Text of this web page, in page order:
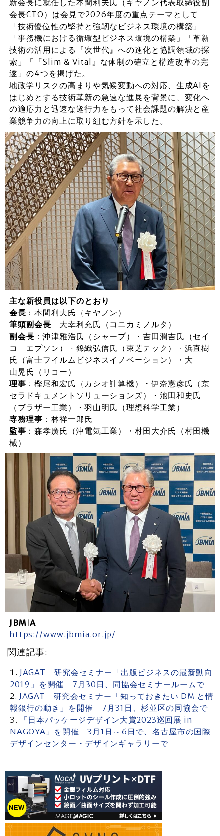
新会長に就任した本間利夫氏（キヤノン代表取締役副
会長CTO）は会見で2026年度の重点テーマとして
「技術優位性の堅持と強靭なビジネス環境の構築」
「事務機における循環型ビジネス環境の構築」「革新
技術の活用による『次世代』への進化と協調領域の探
索」「『Slim & Vital』な体制の確立と構造改革の完
遂」の4つを掲げた。
地政学リスクの高まりや気候変動への対応、生成AIを
はじめとする技術革新の急速な進展を背景に、変化へ
の適応力と迅速な遂行力をもって社会課題の解決と産
業競争力の向上に取り組む方針を示した。
主な新役員は以下のとおり
会長 ：本間利夫氏（キヤノン）
筆頭副会長 ：大幸利充氏（コニカミノルタ）
副会長 ：沖津雅浩氏（シャープ）・吉田潤吉氏（セイ
コーエプソン）・錦織弘信氏（東芝テック）・浜直樹
氏（富士フイルムビジネスイノベーション）・大
山晃氏（リコー）
理事 ：樫尾和宏氏（カシオ計算機）・伊奈憲彦氏（京
セラドキュメントソリューションズ）・池田和史氏
（ブラザー工業）・羽山明氏（理想科学工業）
専務理事 ：林祥一郎氏
監事 ：森孝廣氏（沖電気工業）・村田大介氏（村田機
械）
JBMIA
https://www.jbmia.or.jp/
関連記事:
JAGAT 研究会セミナー「出版ビジネスの最新動向
2019」を開催 7月30日、同協会セミナールームで
JAGAT 研究会セミナー「知っておきたい DM と情
報銀行の動き」を開催 7月31日、杉並区の同協会で
「日本パッケージデザイン大賞2023巡回展 in
NAGOYA」を開催 3月1日～6日で、名古屋市の国際
デザインセンター・デザインギャラリーで